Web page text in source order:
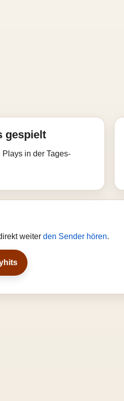
gespielt
in der Tages-
weiter den Sender hören.